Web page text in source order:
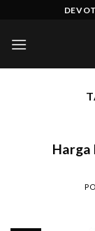
content
Harga